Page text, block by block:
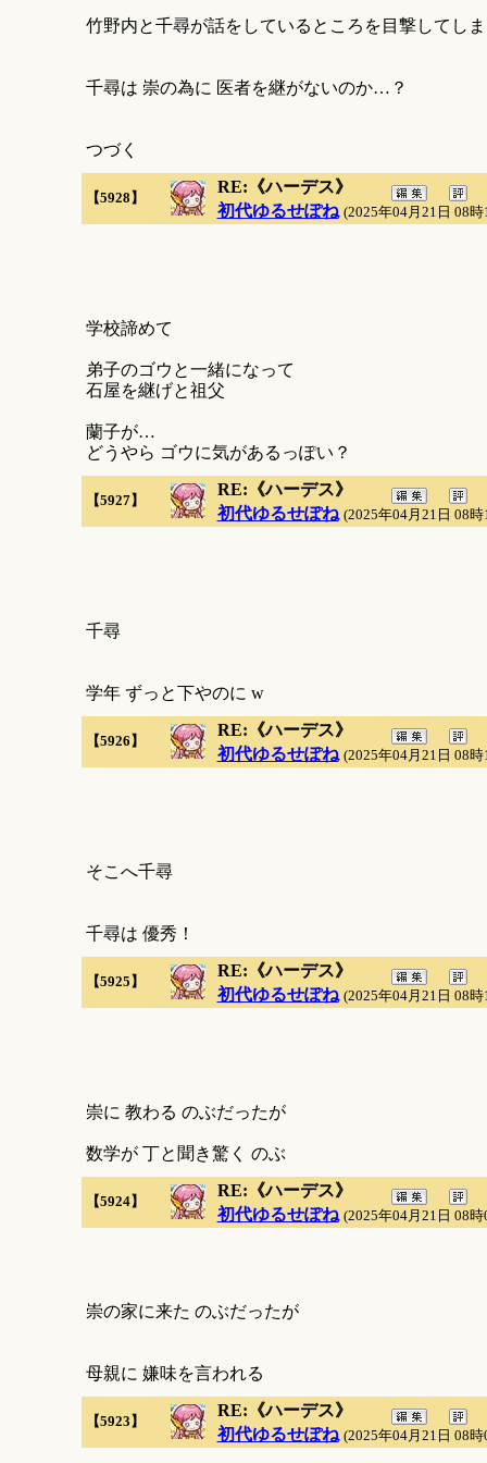
竹野内と千尋が話をしているところを目撃してしま
千尋は 崇の為に 医者を継がないのか…？
つづく
【5928】
RE:《ハーデス》
初代ゆるせぽね (2025年04月21日 08時
学校諦めて
弟子のゴウと一緒になって
石屋を継げと祖父
蘭子が…
どうやら ゴウに気があるっぽい？
【5927】
RE:《ハーデス》
初代ゆるせぽね (2025年04月21日 08時
千尋
学年 ずっと下やのに w
【5926】
RE:《ハーデス》
初代ゆるせぽね (2025年04月21日 08時
そこへ千尋
千尋は 優秀！
【5925】
RE:《ハーデス》
初代ゆるせぽね (2025年04月21日 08時
崇に 教わる のぶだったが
数学が 丁と聞き驚く のぶ
【5924】
RE:《ハーデス》
初代ゆるせぽね (2025年04月21日 08時
崇の家に来た のぶだったが
母親に 嫌味を言われる
【5923】
RE:《ハーデス》
初代ゆるせぽね (2025年04月21日 08時